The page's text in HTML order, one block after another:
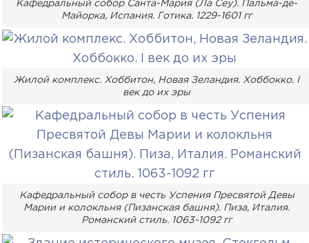
Кафедральный собор Санта-Мария (Ла Сеу). Пальма-де-
Майорка, Испания. Готика. 1229-1601 гг
Жилой комплекс. Хоббитон, Новая Зеландия. Хоббокко. I
век до их эры
Кафедральный собор в честь Успения Пресвятой Девы
Марии и колокльня (Пизанская башня). Пиза, Италия.
Романский стиль. 1063-1092 гг